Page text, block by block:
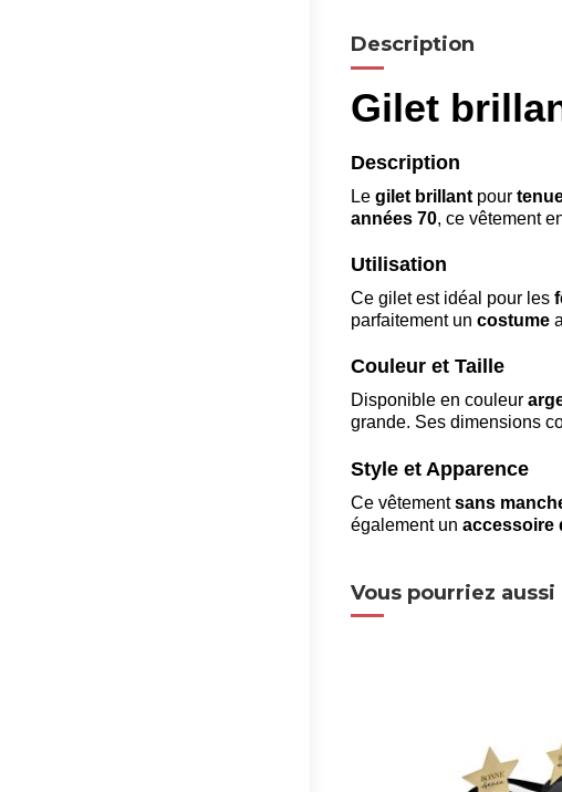
Description
Gilet
Description
Legilet brillant pour
années 70, ce vêtement
Utilisation
Ce gilet est idéal pour les
parfaitement uncostume
Couleur et Taille
Disponible en couleur
grande. Ses dimensions
Style et Apparence
Ce vêtementsans
également unaccessoire
Vous pourriez